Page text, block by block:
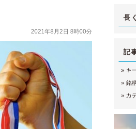
2021年8月2日 8時00分
長
記
» キ
»銘
» カ